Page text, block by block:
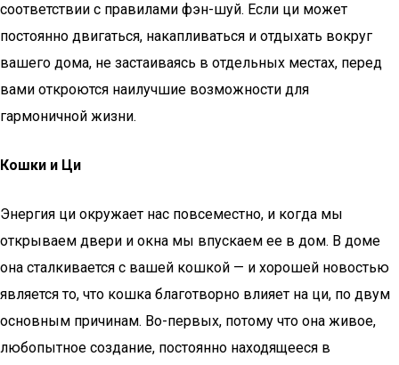
соответствии с правилами фэн-шуй. Если ци может
постоянно двигаться, накапливаться и отдыхать вокруг
вашего дома, не застаиваясь в отдельных местах, перед
вами откроются наилучшие возможности для
гармоничной жизни.
Кошки и Ци
Энергия ци окружает нас повсеместно, и когда мы
открываем двери и окна мы впускаем ее в дом. В доме
она сталкивается с вашей кошкой — и хорошей новостью
является то, что кошка благотворно влияет на ци, по двум
основным причинам. Во-первых, потому что она живое,
любопытное создание, постоянно находящееся в